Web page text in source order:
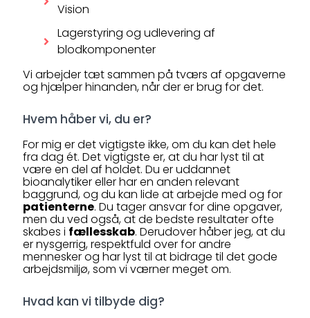
Vision
Lagerstyring og udlevering af
blodkomponenter
Vi arbejder tæt sammen på tværs af opgaverne
og hjælper hinanden, når der er brug for det.
Hvem håber vi, du er?
For mig er det vigtigste ikke, om du kan det hele
fra dag ét. Det vigtigste er, at du har lyst til at
være en del af holdet. Du er uddannet
bioanalytiker eller har en anden relevant
baggrund, og du kan lide at arbejde med og for
patienterne. Du tager ansvar for dine opgaver,
men du ved også, at de bedste resultater ofte
skabes i fællesskab. Derudover håber jeg, at du
er nysgerrig, respektfuld over for andre
mennesker og har lyst til at bidrage til det gode
arbejdsmiljø, som vi værner meget om.
Hvad kan vi tilbyde dig?